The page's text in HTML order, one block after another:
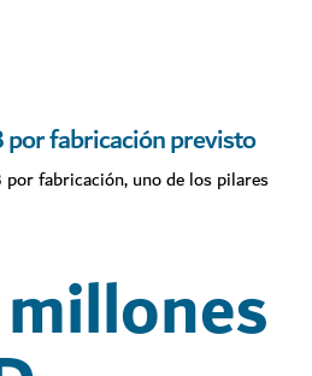
fabricación previsto
fabricación, uno de los pilares